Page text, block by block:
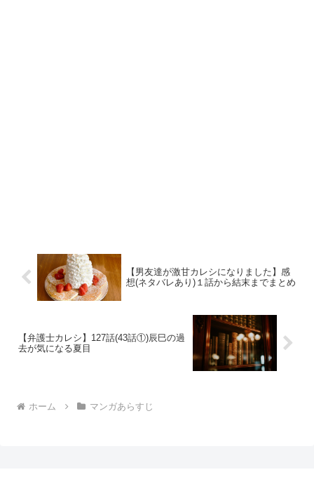
【男友達が激甘カレシになりました】感
想(ネタバレあり)１話から結末までまとめ
【弁護士カレシ】127話(43話①)辰巳の過
去が気になる夏目
ホーム マンガあらすじ